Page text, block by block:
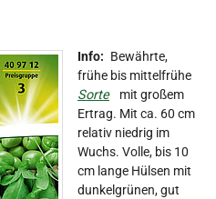
Info: Bewährte,
frühe bis mittelfrühe
Sorte
mit großem
Ertrag. Mit ca. 60 cm
relativ niedrig im
Wuchs. Volle, bis 10
cm lange Hülsen mit
dunkelgrünen, gut